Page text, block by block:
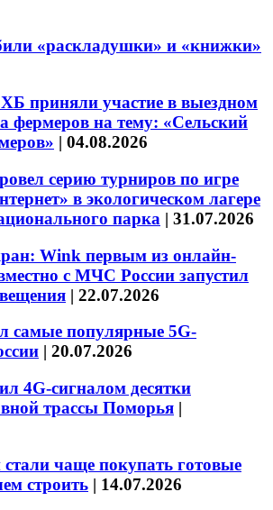
«раскладушки» и «книжки»
приняли участие в выездном
фермеров на тему: «Сельский
| 04.08.2026
серию турниров по игре
в экологическом лагере
парка | 31.07.2026
Wink первым из онлайн-
с МЧС России запустил
| 22.07.2026
самые популярные 5G-
| 20.07.2026
4G-сигналом десятки
трассы Поморья |
чаще покупать готовые
строить | 14.07.2026